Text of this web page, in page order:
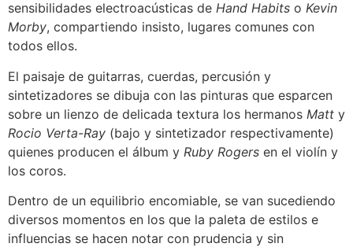
sensibilidades electroacústicas de Hand Habits o Kevin
Morby, compartiendo insisto, lugares comunes con
todos ellos.
El paisaje de guitarras, cuerdas, percusión y
sintetizadores se dibuja con las pinturas que esparcen
sobre un lienzo de delicada textura los hermanos Matt y
Rocio Verta-Ray (bajo y sintetizador respectivamente)
quienes producen el álbum y Ruby Rogers en el violín y
los coros.
Dentro de un equilibrio encomiable, se van sucediendo
diversos momentos en los que la paleta de estilos e
influencias se hacen notar con prudencia y sin